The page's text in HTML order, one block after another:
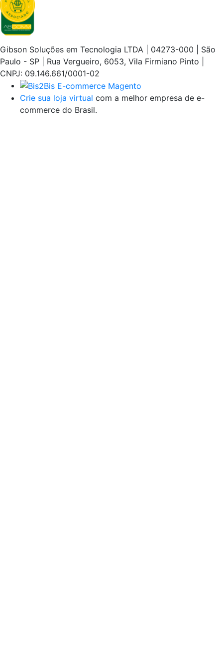
Gibson Soluções em Tecnologia LTDA | 04273-000 | São
Paulo - SP | Rua Vergueiro, 6053, Vila Firmiano Pinto |
CNPJ: 09.146.661/0001-02
Crie sua loja virtual com a melhor empresa de e-
commerce do Brasil.